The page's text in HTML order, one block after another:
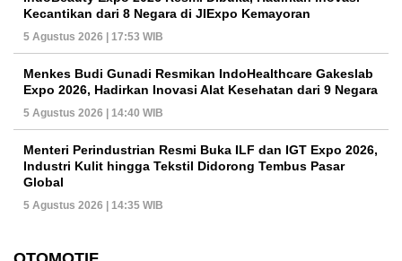
Kecantikan dari 8 Negara di JIExpo Kemayoran
5 Agustus 2026 | 17:53 WIB
Menkes Budi Gunadi Resmikan IndoHealthcare Gakeslab
Expo 2026, Hadirkan Inovasi Alat Kesehatan dari 9 Negara
5 Agustus 2026 | 14:40 WIB
Menteri Perindustrian Resmi Buka ILF dan IGT Expo 2026,
Industri Kulit hingga Tekstil Didorong Tembus Pasar
Global
5 Agustus 2026 | 14:35 WIB